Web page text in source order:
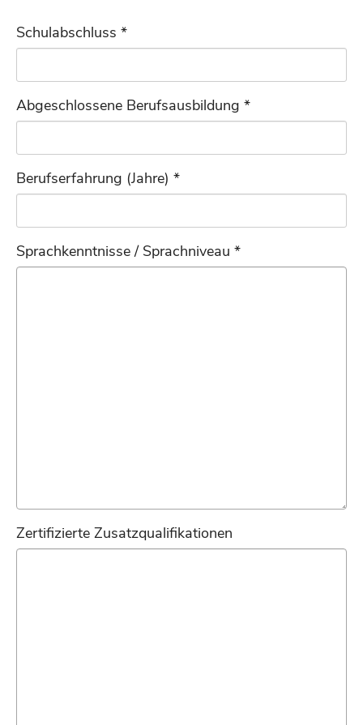
Schulabschluss *
Abgeschlossene Berufsausbildung *
Berufserfahrung (Jahre) *
Sprachkenntnisse / Sprachniveau *
Zertifizierte Zusatzqualifikationen